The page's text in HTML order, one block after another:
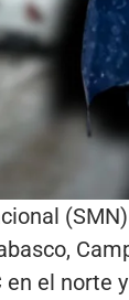
el norte